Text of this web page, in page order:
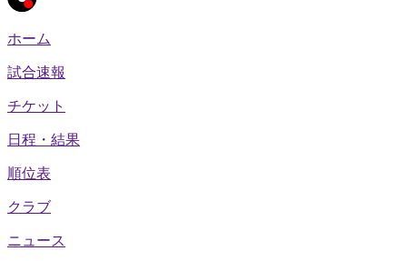
ホーム
試合速報
チケット
日程・結果
順位表
クラブ
ニュース